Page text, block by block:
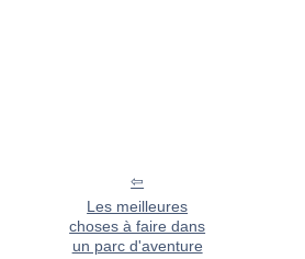
Les meilleures
choses à faire dans
un parc d'aventure